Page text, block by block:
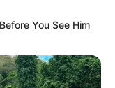
You See Him